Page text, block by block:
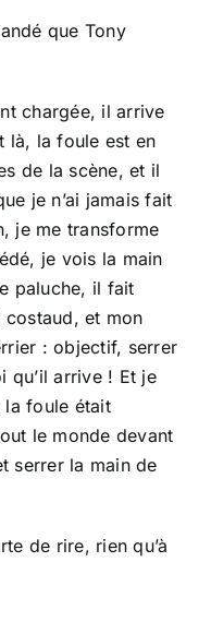
que Tony
chargée, il arrive
là, la foule est en
de la scène, et il
je n’ai jamais fait
je me transforme
je vois la main
paluche, il fait
costaud, et mon
: objectif, serrer
qu’il arrive ! Et je
la foule était
le monde devant
serrer la main de
de rire, rien qu’à